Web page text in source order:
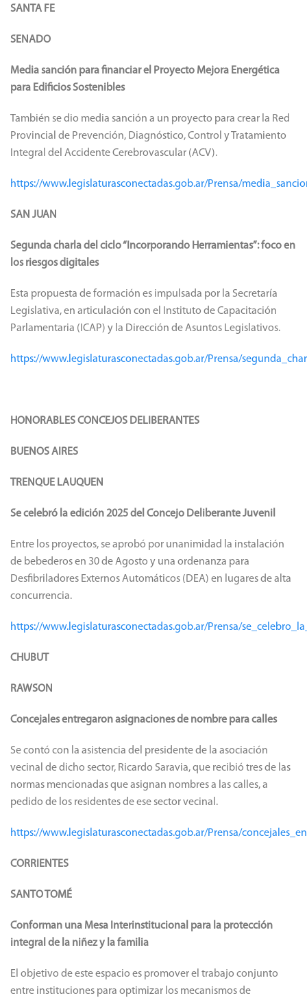
SANTA FE
SENADO
Media sanción para financiar el Proyecto Mejora Energética
para Edificios Sostenibles
También se dio media sanción a un proyecto para crear la Red
Provincial de Prevención, Diagnóstico, Control y Tratamiento
Integral del Accidente Cerebrovascular (ACV).
https://www.legislaturasconectadas.gob.ar/Prensa/
SAN JUAN
Segunda charla del ciclo “Incorporando Herramientas”: foco en
los riesgos digitales
Esta propuesta de formación es impulsada por la Secretaría
Legislativa, en articulación con el Instituto de Capacitación
Parlamentaria (ICAP) y la Dirección de Asuntos Legislativos.
https://www.legislaturasconectadas.gob.ar/Prensa/
HONORABLES CONCEJOS DELIBERANTES
BUENOS AIRES
TRENQUE LAUQUEN
Se celebró la edición 2025 del Concejo Deliberante Juvenil
Entre los proyectos, se aprobó por unanimidad la instalación
de bebederos en 30 de Agosto y una ordenanza para
Desfibriladores Externos Automáticos (DEA) en lugares de alta
concurrencia.
https://www.legislaturasconectadas.gob.ar/Prensa/
CHUBUT
RAWSON
Concejales entregaron asignaciones de nombre para calles
Se contó con la asistencia del presidente de la asociación
vecinal de dicho sector, Ricardo Saravia, que recibió tres de las
normas mencionadas que asignan nombres a las calles, a
pedido de los residentes de ese sector vecinal.
https://www.legislaturasconectadas.gob.ar/Prensa/
CORRIENTES
SANTO TOMÉ
Conforman una Mesa Interinstitucional para la protección
integral de la niñez y la familia
El objetivo de este espacio es promover el trabajo conjunto
entre instituciones para optimizar los mecanismos de